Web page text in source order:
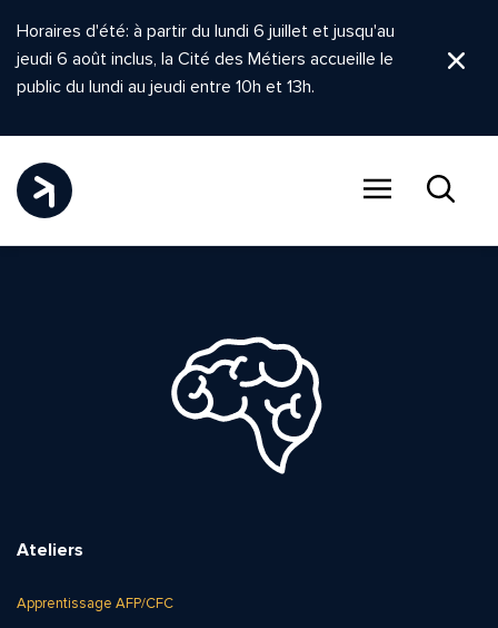
Horaires d'été: à partir du lundi 6 juillet et jusqu'au
jeudi 6 août inclus, la Cité des Métiers accueille le
public du lundi au jeudi entre 10h et 13h.
Ateliers
Apprentissage AFP/CFC